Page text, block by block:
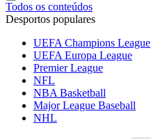
Todos os conteúdos
Desportos populares
UEFA Champions League
UEFA Europa League
Premier League
NFL
NBA Basketball
Major League Baseball
NHL